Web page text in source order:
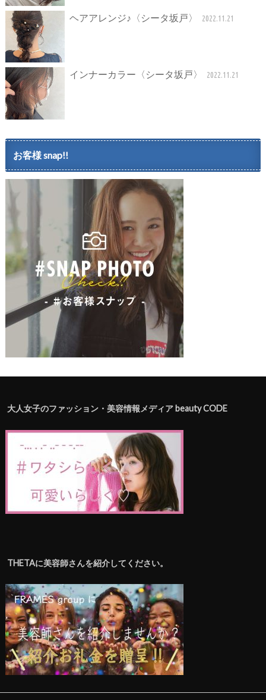
ヘアアレンジ♪〈シータ坂戸〉 2022.11.21
インナーカラー〈シータ坂戸〉 2022.11.21
お客様 snap!!
大人女子のファッション・美容情報メディア beauty CODE
THETAに美容師さんを紹介してください。